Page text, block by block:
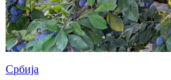
Србија